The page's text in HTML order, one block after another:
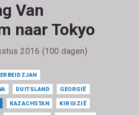
Van
naar Tokyo
2016 (100 dagen)
DUITSLAND GEORGIË
KAZACHSTAN KIRGIZIË